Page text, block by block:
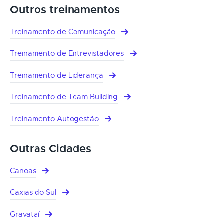
Outros treinamentos
Treinamento de Comunicação
Treinamento de Entrevistadores
Treinamento de Liderança
Treinamento de Team Building
Treinamento Autogestão
Outras Cidades
Canoas
Caxias do Sul
Gravataí